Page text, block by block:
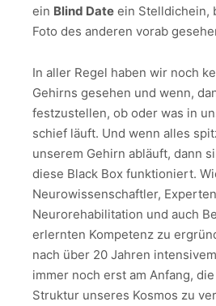
ein Blind Date ein Stelldichein,
Foto des anderen vorab
In aller Regel haben wir noch
Gehirns gesehen und wenn,
festzustellen, ob oder was in
schief läuft. Und wenn alles
unserem Gehirn abläuft, dann
diese Black Box funktioniert.
Neurowissenschaftler,
Neurorehabilitation und auch
erlernten Kompetenz zu
nach über 20 Jahren
immer noch erst am Anfang,
Struktur unseres Kosmos zu